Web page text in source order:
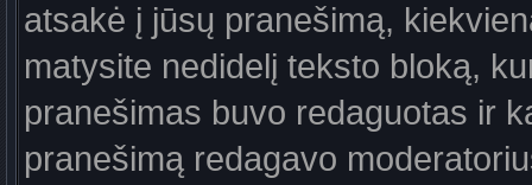
atsakė į jūsų pranešimą,
matysite nedidelį teksto bloką,
pranešimas buvo redaguotas ir
pranešimą redagavo